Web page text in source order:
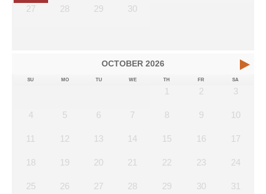
27 28 29 30
OCTOBER 2026
SU MO TU WE TH FR SA
1 2 3
4 5 6 7 8 9 10
11 12 13 14 15 16 17
18 19 20 21 22 23 24
25 26 27 28 29 30 31